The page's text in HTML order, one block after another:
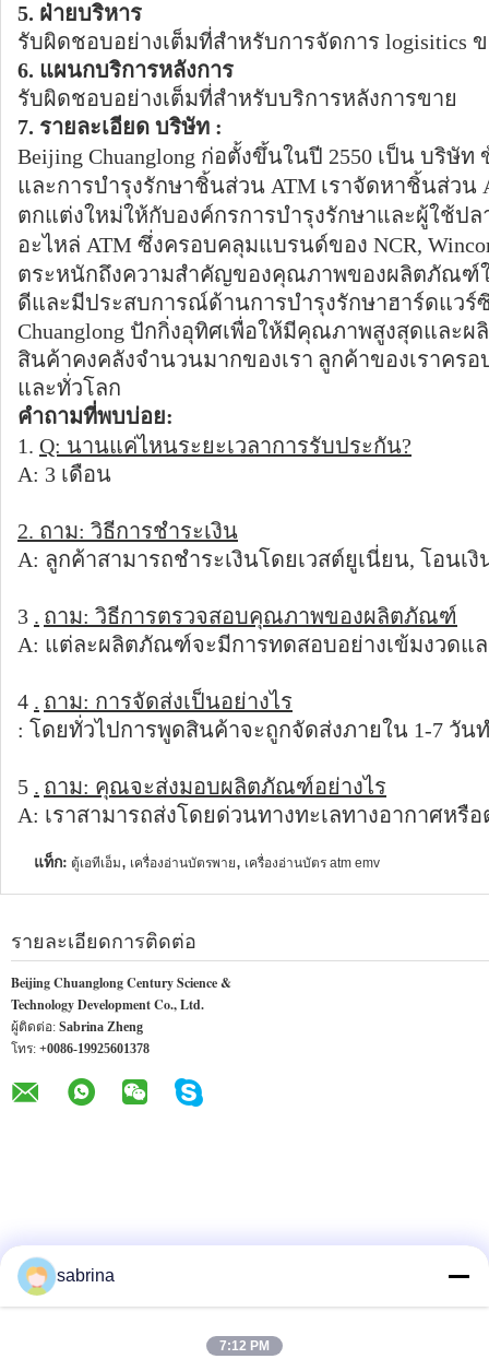
5. ฝ่ายบริหาร
รับผิดชอบอย่างเต็มที่สำหรับการจัดการ logisitics
6. แผนกบริการหลังการ
รับผิดชอบอย่างเต็มที่สำหรับบริการหลังการขาย
7. รายละเอียด บริษัท :
Beijing Chuanglong ก่อตั้งขึ้นในปี 2550 เป็น บริ
และการบำรุงรักษาชิ้นส่วน ATM เราจัดหาชิ้นส่วน
ตกแต่งใหม่ให้กับองค์กรการบำรุงรักษาและผู้ใช้ปล
อะไหล่ ATM ซึ่งครอบคลุมแบรนด์ของ NCR, Wincor
ตระหนักถึงความสำคัญของคุณภาพของผลิตภัณฑ์ใ
ดีและมีประสบการณ์ด้านการบำรุงรักษาฮาร์ดแวร์
Chuanglong ปักกิ่งอุทิศเพื่อให้มีคุณภาพสูงสุดและ
สินค้าคงคลังจำนวนมากของเรา ลูกค้าของเราคร
และทั่วโลก
คำถามที่พบบ่อย:
1. Q: นานแค่ไหนระยะเวลาการรับประกัน?
A: 3 เดือน
2. ถาม: วิธีการชำระเงิน
A: ลูกค้าสามารถชำระเงินโดยเวสต์ยูเนี่ยน, โอนเ
3 . ถาม: วิธีการตรวจสอบคุณภาพของผลิตภัณฑ์
A: แต่ละผลิตภัณฑ์จะมีการทดสอบอย่างเข้มงวดแล
4 . ถาม: การจัดส่งเป็นอย่างไร
: โดยทั่วไปการพูดสินค้าจะถูกจัดส่งภายใน 1-7 วัน
5 . ถาม: คุณจะส่งมอบผลิตภัณฑ์อย่างไร
A: เราสามารถส่งโดยด่วนทางทะเลทางอากาศห
แท็ก: ตู้เอทีเอ็ม, เครื่องอ่านบัตรพาย, เครื่องอ่านบัตร atm emv
รายละเอียดการติดต่อ
Beijing Chuanglong Century Science &
Technology Development Co., Ltd.
ผู้ติดต่อ: Sabrina Zheng
โทร: +0086-19925601378
ผลิตภัณฑ์อื่น ๆ
sabrina
7:12 PM